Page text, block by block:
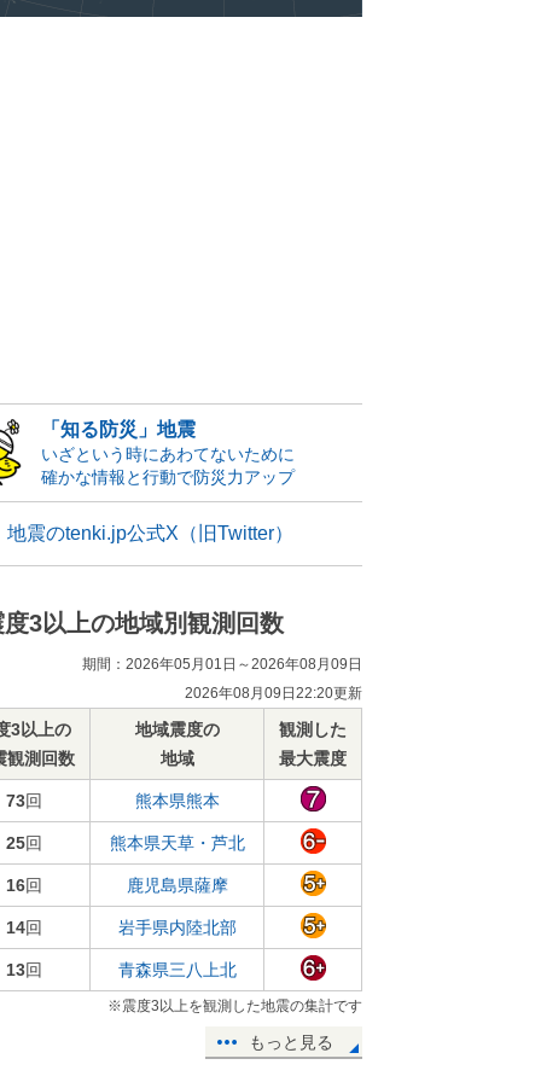
「知る防災」地震
いざという時にあわてないために
確かな情報と行動で防災力アップ
地震のtenki.jp公式X（旧Twitter）
度3以上の地域別観測回数
期間：2026年05月01日～2026年08月09日
2026年08月09日22:20更新
3以上の
観測回数
地域震度の
地域
観測した
最大震度
73回 熊本県熊本
25回 熊本県天草・芦北
16回 鹿児島県薩摩
14回 岩手県内陸北部
13回 青森県三八上北
※震度3以上を観測した地震の集計です
もっと見る